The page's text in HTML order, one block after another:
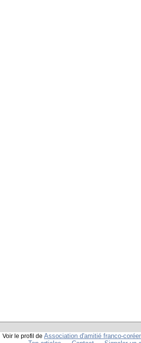
Voir le profil de Association d'amitié franco-